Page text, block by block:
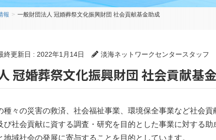
報 一般財団法人 冠婚葬祭文化振興財団 社会貢献基金助成
終更新日 : 2022年1月14日 淡海ネットワークセンタースタッフ
人 冠婚葬祭文化振興財団 社会貢献基
種々の災害の救済、社会福祉事業、環境保全事業など社会貢
び社会貢献に資する調査・研究を目的とした事業に対する助
地域社会の発展に寄与することを目的としています。